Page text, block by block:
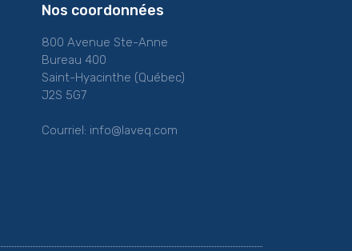
Nos coordonnées
800 Avenue Ste-Anne
Bureau 400
Saint-Hyacinthe (Québec)
J2S 5G7
Courriel: info@laveq.com